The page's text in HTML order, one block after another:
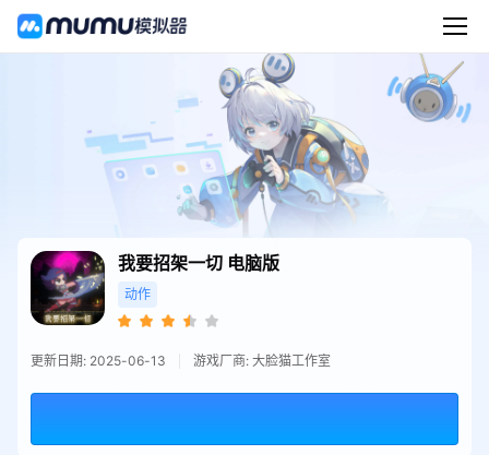
我要招架一切 电脑版
动作
更新日期: 2025-06-13 游戏厂商: 大脸猫工作室